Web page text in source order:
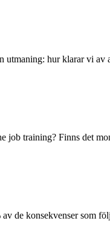
hur klarar vi av
training? Finns det
de konsekvenser som